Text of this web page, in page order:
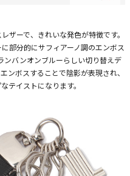
ザーで、きれいな発色が特徴です。
部分的にサフィアーノ調のエンボス
ンバンオンブルーらしい切り替えデ
ンボスすることで陰影が表現され、
テイストになります。